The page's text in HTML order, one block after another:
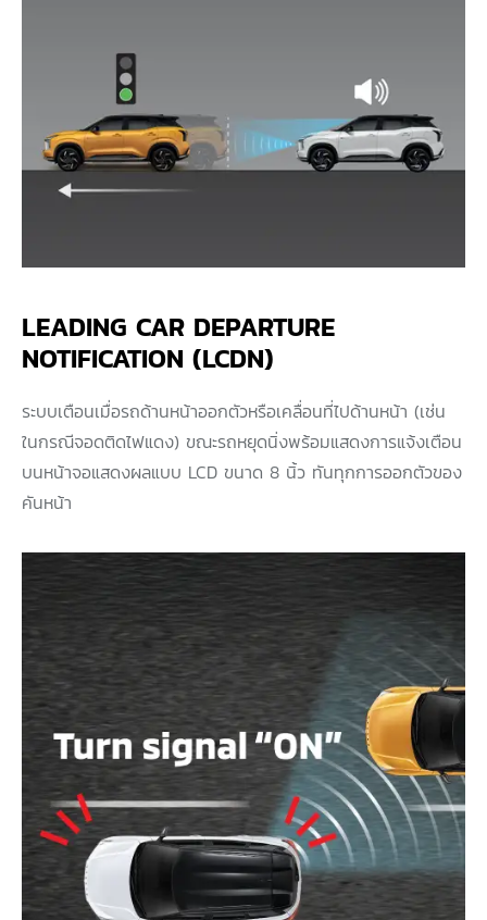
LEADING CAR DEPARTURE
NOTIFICATION (LCDN)
ระบบเตือนเมื่อรถด้านหน้าออกตัวหรือเคลื่อนที่ไปด้านหน้า (เช่น
ในกรณีจอดติดไฟแดง) ขณะรถหยุดนิ่งพร้อมแสดงการแจ้งเตือน
บนหน้าจอแสดงผลแบบ LCD ขนาด 8 นิ้ว ทันทุกการออกตัวของ
คันหน้า